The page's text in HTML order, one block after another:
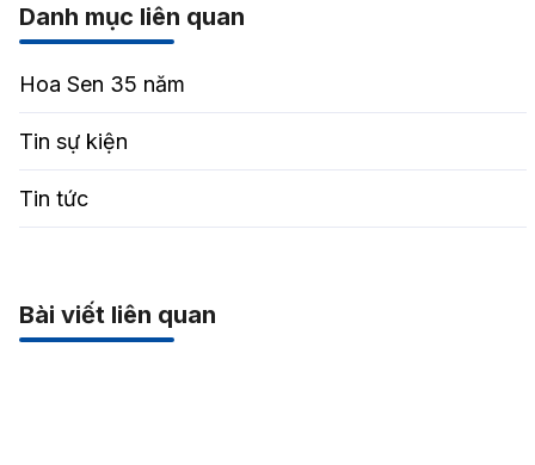
Danh mục liên quan
Hoa Sen 35 năm
Tin sự kiện
Tin tức
Bài viết liên quan